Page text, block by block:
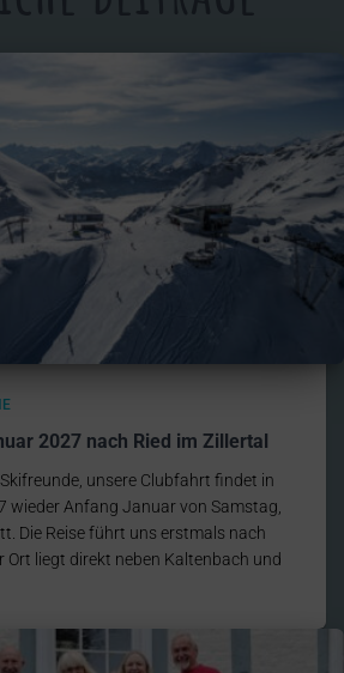
2027 nach Ried im Zillertal
unsere Clubfahrt findet in
wieder Anfang Januar von Samstag,
Die Reise führt uns erstmals nach
Ort liegt direkt neben Kaltenbach und